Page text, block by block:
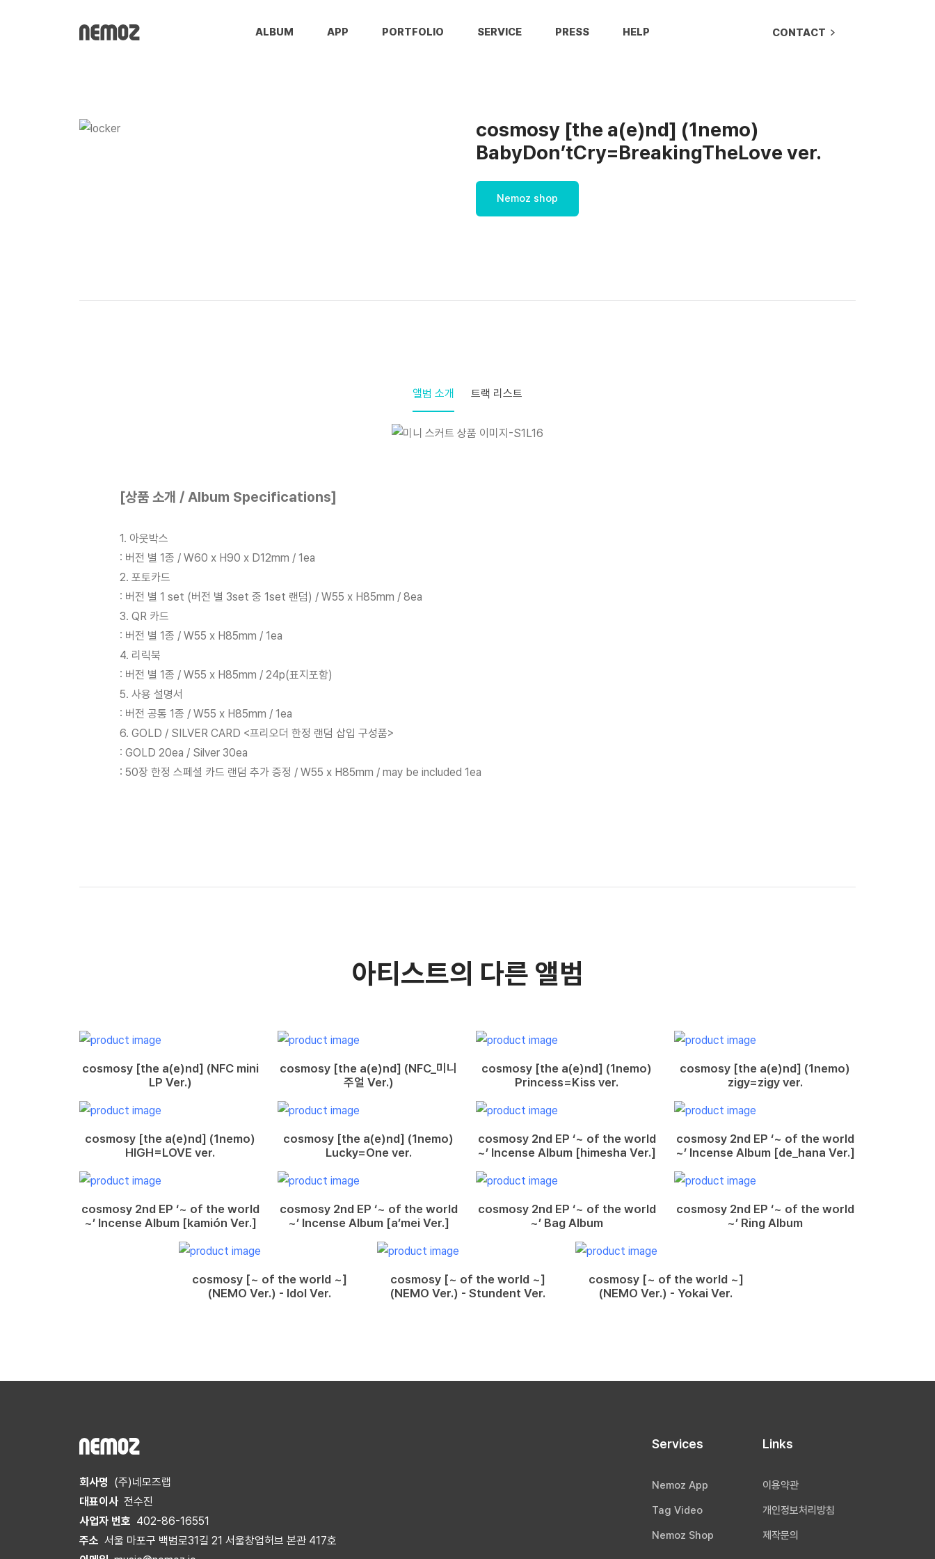
ALBUM APP PORTFOLIO SERVICE PRESS HELP CONTACT
cosmosy [the a(e)nd] (1nemo)
BabyDon’tCry=BreakingTheLove ver.
Nemoz shop
앨범 소개 트랙 리스트
[상품 소개 / Album Specifications]
1. 아웃박스
: 버전 별 1종 / W60 x H90 x D12mm / 1ea
2. 포토카드
: 버전 별 1 set (버전 별 3set 중 1set 랜덤) / W55 x H85mm / 8ea
3. QR 카드
: 버전 별 1종 / W55 x H85mm / 1ea
4. 리릭북
: 버전 별 1종 / W55 x H85mm / 24p(표지포함)
5. 사용 설명서
: 버전 공통 1종 / W55 x H85mm / 1ea
6. GOLD / SILVER CARD <프리오더 한정 랜덤 삽입 구성품>
: GOLD 20ea / Silver 30ea
: 50장 한정 스페셜 카드 랜덤 추가 증정 / W55 x H85mm / may be included 1ea
아티스트의 다른 앨범
cosmosy [the a(e)nd] (NFC mini
LP Ver.)
cosmosy [the a(e)nd] (NFC_미니
주얼 Ver.)
cosmosy [the a(e)nd] (1nemo)
Princess=Kiss ver.
cosmosy [the a(e)nd] (1nemo)
zigy=zigy ver.
cosmosy [the a(e)nd] (1nemo)
HIGH=LOVE ver.
cosmosy [the a(e)nd] (1nemo)
Lucky=One ver.
cosmosy 2nd EP ‘~ of the world
~’ Incense Album [himesha Ver.]
cosmosy 2nd EP ‘~ of the world
~’ Incense Album [de_hana Ver.]
cosmosy 2nd EP ‘~ of the world
~’ Incense Album [kamión Ver.]
cosmosy 2nd EP ‘~ of the world
~’ Incense Album [a’mei Ver.]
cosmosy 2nd EP ‘~ of the world
~’ Bag Album
cosmosy 2nd EP ‘~ of the world
~’ Ring Album
cosmosy [~ of the world ~]
(NEMO Ver.) - Idol Ver.
cosmosy [~ of the world ~]
(NEMO Ver.) - Stundent Ver.
cosmosy [~ of the world ~]
(NEMO Ver.) - Yokai Ver.
회사명 (주)네모즈랩
대표이사 전수진
사업자 번호 402-86-16551
주소 서울 마포구 백범로31길 21 서울창업허브 본관 417호
Services
Nemoz App
Tag Video
Nemoz Shop
Links
이용약관
개인정보처리방침
제작문의